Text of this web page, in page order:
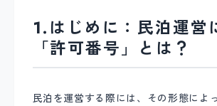
1.はじめに：民泊運営
「許可番号」とは？
民泊を運営する際には、その形態によ